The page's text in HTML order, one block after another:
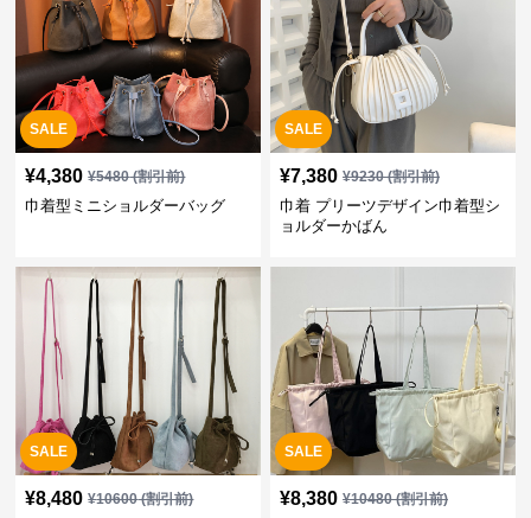
SALE
¥4,380 ¥5480(割引前)
巾着型ミニショルダーバッグ
SALE
¥7,380 ¥9230(割引前)
巾着 プリーツデザイン巾着型シ
ョルダーかばん
SALE
¥8,480 ¥10600(割引前)
SALE
¥8,380 ¥10480(割引前)